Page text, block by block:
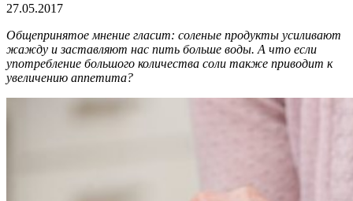
27.05.2017
Общепринятое мнение гласит: соленые продукты усиливают
жажду и заставляют нас пить больше воды. А что если
употребление большого количества соли также приводит к
увеличению аппетита?